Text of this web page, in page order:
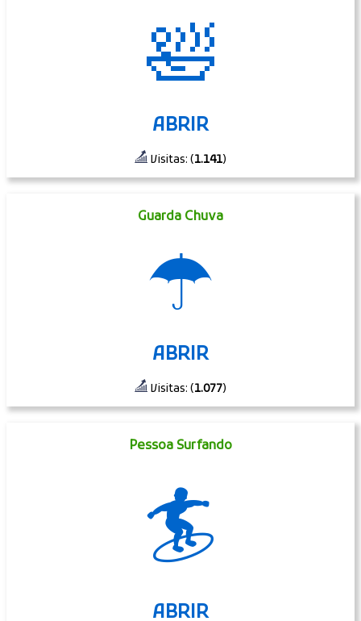
🛀
ABRIR
Visitas: (1.141)
Guarda Chuva
☂
ABRIR
Visitas: (1.077)
Pessoa Surfando
🏄
ABRIR